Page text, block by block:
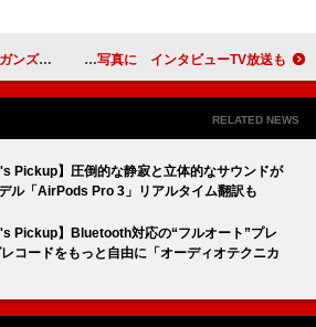
うすぐ”と予告 米津玄師、実写映画『秒速5センチメートル』主題歌「1991」ジャケットは初の写真に インタビューTV放送も
RELATED NEWS
Pickup】圧倒的な静寂と立体的なサウンドが
ル「AirPods Pro 3」リアルタイム翻訳も
Pickup】Bluetooth対応の“フルオート”プレ
コードをもっと自由に「オーディオテクニカ